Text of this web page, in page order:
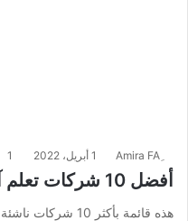
1 أبريل، 2022 1
أفضل 10 شركات تعلم آلة ناشئة 2022
هذه قائمة بأكثر